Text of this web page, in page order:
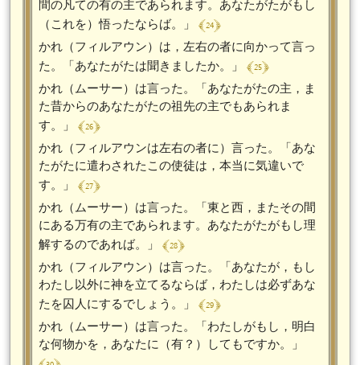
間の凡ての有の主であられます。あなたがたがもし
（これを）悟ったならば。」 ﴾ 24 ﴿
かれ（フィルアウン）は，左右の者に向かって言っ
た。「あなたがたは聞きましたか。」 ﴾ 25 ﴿
かれ（ムーサー）は言った。「あなたがたの主，ま
た昔からのあなたがたの祖先の主でもあられま
す。」 ﴾ 26 ﴿
かれ（フィルアウンは左右の者に）言った。「あな
たがたに遣わされたこの使徒は，本当に気違いで
す。」 ﴾ 27 ﴿
かれ（ムーサー）は言った。「東と西，またその間
にある万有の主であられます。あなたがたがもし理
解するのであれば。」 ﴾ 28 ﴿
かれ（フィルアウン）は言った。「あなたが，もし
わたし以外に神を立てるならば，わたしは必ずあな
たを囚人にするでしょう。」 ﴾ 29 ﴿
かれ（ムーサー）は言った。「わたしがもし，明白
な何物かを，あなたに（有？）してもですか。」